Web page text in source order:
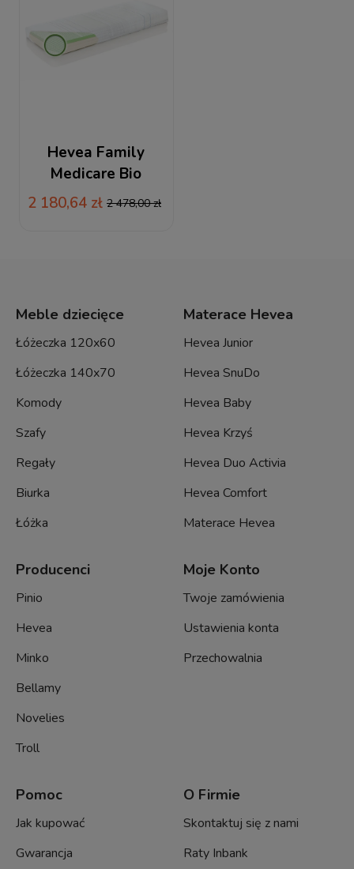
Hevea Family
Medicare Bio
Climalateks 140x200
2 180,64 zł 2 478,00 zł
Meble dziecięce
Łóżeczka 120x60
Łóżeczka 140x70
Komody
Szafy
Regały
Biurka
Łóżka
Materace Hevea
Hevea Junior
Hevea SnuDo
Hevea Baby
Hevea Krzyś
Hevea Duo Activia
Hevea Comfort
Materace Hevea
Producenci
Pinio
Hevea
Minko
Bellamy
Novelies
Troll
Moje Konto
Twoje zamówienia
Ustawienia konta
Przechowalnia
Pomoc
Jak kupować
Gwarancja
O Firmie
Skontaktuj się z nami
Raty Inbank